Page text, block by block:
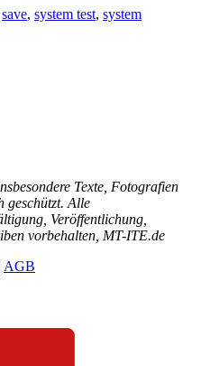
save, system test, system
Texte, Fotografien
geschützt. Alle
Veröffentlichung,
vorbehalten, MT-ITE.de
AGB